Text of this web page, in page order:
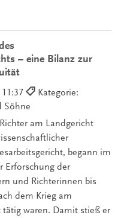
– eine Bilanz zur
Kategorie:
Söhne
am Landgericht
begann im
Erforschung der
und Richterinnen bis
dem Krieg am
tätig waren. Damit stieß er